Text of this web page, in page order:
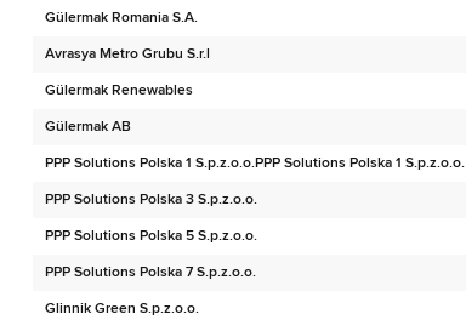
Gülermak Romania S.A.
Avrasya Metro Grubu S.r.l
Gülermak Renewables
Gülermak AB
PPP Solutions Polska 1 S.p.z.o.o.PPP Solutions Polska 1 S.p.z.o.o.
PPP Solutions Polska 3 S.p.z.o.o.
PPP Solutions Polska 5 S.p.z.o.o.
PPP Solutions Polska 7 S.p.z.o.o.
Glinnik Green S.p.z.o.o.